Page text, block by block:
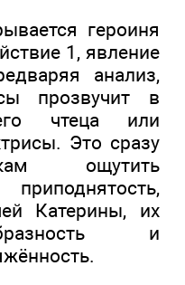
героиня
1, явление
анализ,
прозвучит в
чтеца или
Это сразу
ощутить
Катерины, их
и